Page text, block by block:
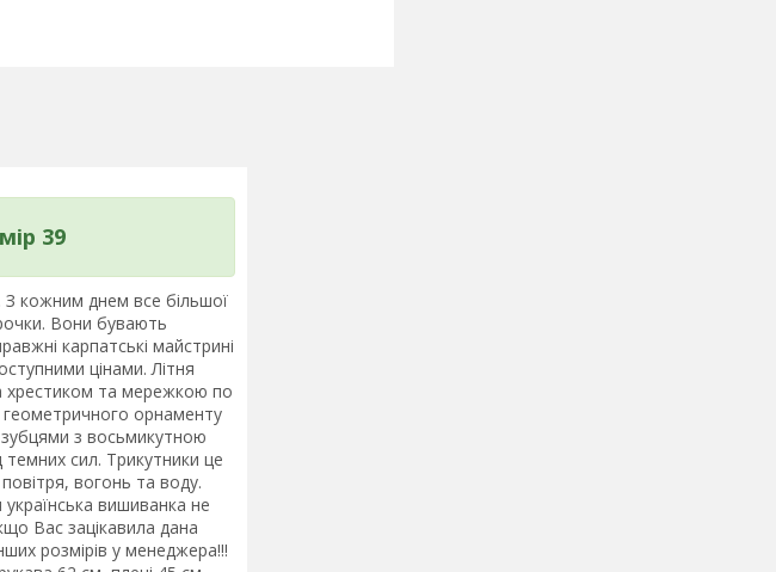
39
З кожним днем все більшої
Вони бувають
карпатські майстрині
цінами. Літня
хрестиком та мережкою по
орнаменту
з восьмикутною
сил. Трикутники це
вогонь та воду.
вишиванка не
Вас зацікавила дана
розмірів у менеджера!!!